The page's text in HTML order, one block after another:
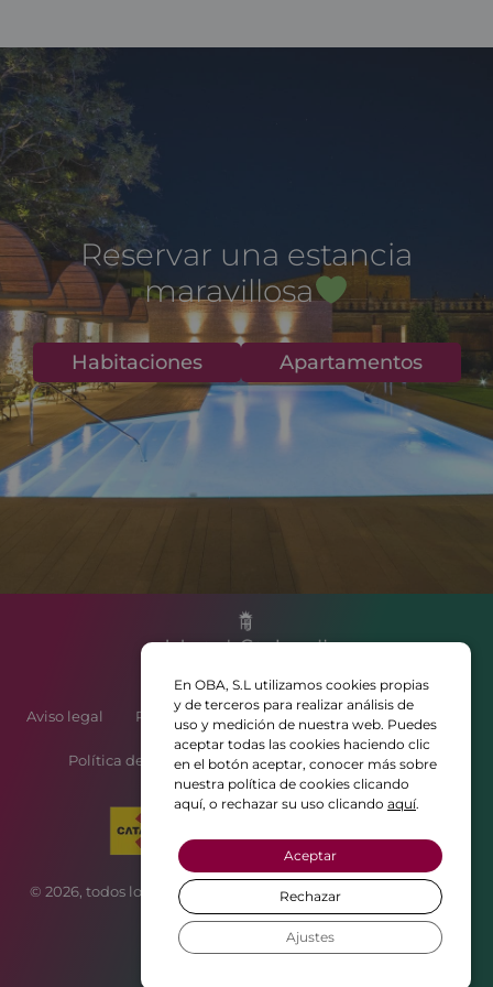
refredar l’aigua- 7/12/2026
Reservar una estancia
maravillosa
Habitaciones Apartamentos
Aviso legal Política de privacidad Política de cookies
Política de contratación y reservas de Atrium Hotels
© 2026, todos los derechos reservados • Web creada con ♥ por
CBM Publicitat
En OBA, S.L utilizamos cookies propias
y de terceros para realizar análisis de
uso y medición de nuestra web. Puedes
aceptar todas las cookies haciendo clic
en el botón aceptar, conocer más sobre
nuestra política de cookies clicando
aquí, o rechazar su uso clicando aquí.
Aceptar
Rechazar
Ajustes